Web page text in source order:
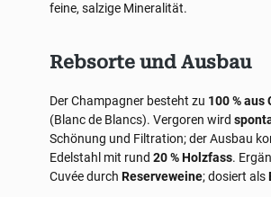
feine, salzige Mineralität.
Rebsorte und Ausbau
Der Champagner besteht zu 100 % aus
(Blanc de Blancs). Vergoren wird
Schönung und Filtration; der Ausbau
Edelstahl mit rund 20 % Holzfass.
Cuvée durch Reserveweine; dosiert als